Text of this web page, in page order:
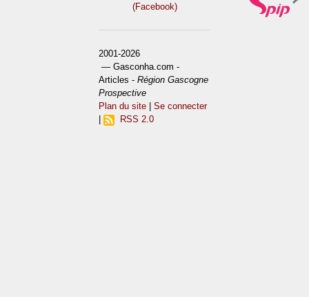
(Facebook)
2001-2026
— Gasconha.com -
Articles -Région Gascogne
Prospective
Plan du site |Se connecter
|
RSS 2.0